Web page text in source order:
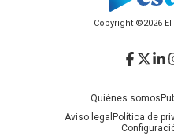
Copyright ©2026
Quiénes somos
Aviso legal Política de